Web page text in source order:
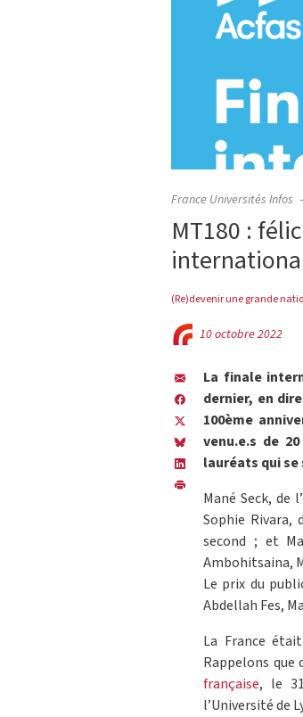
France Universités Infos
MT180 :
(Re)devenir une grande
10 octobre 2022
La finale
dernier, en
100ème
venu.e.s de
lauréats qui
Mané Seck, de
Sophie Rivara,
second ; et
Ambohitsaina,
Le prix du
Abdellah Fes,
La France
Rappelons
française, le
l’Université de